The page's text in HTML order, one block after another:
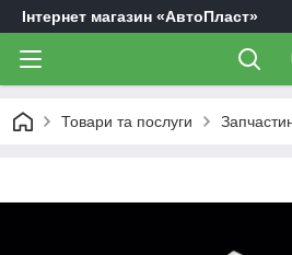
Інтернет магазин «АвтоПласт»
Товари та послуги